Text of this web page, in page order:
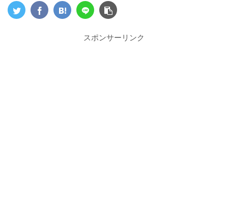
スポンサーリンク